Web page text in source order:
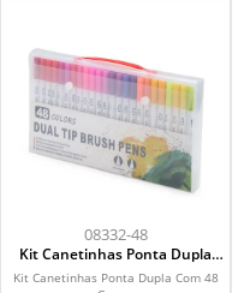
08332-48
Kit Canetinhas Ponta Dupla
Com 48 Cores
Kit Canetinhas Ponta Dupla Com 48